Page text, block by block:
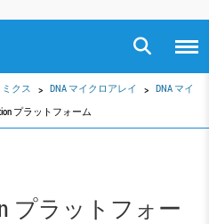
クス DNA マイクロアレイ
DNA マイ
プラットフォーム
プラットフォー